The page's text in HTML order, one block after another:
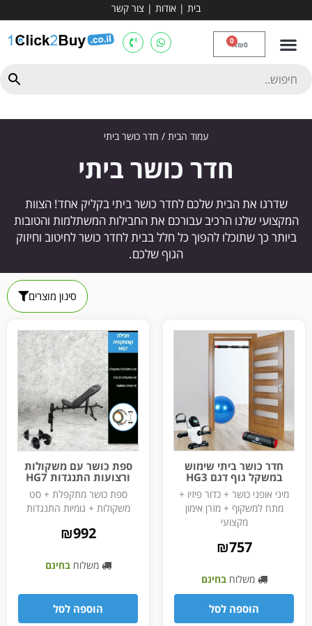
בית | אודות | צור קשר
₪0
0
עמוד הבית / חדר כושר ביתי
חדר כושר ביתי
שדרגו את הבית שלכם לחדר כושר ביתי בקליק אחד! הצוות
המקצועי שלנו הרכיב עבורכם את החבילות המשתלמות והטובות
ביותר כך שתוכלו להפוך כל חלל בבית לחדר כושר לחיטוב וחיזוק
הגוף שלכם.
סינון מוצרים
חדר כושר ביתי שימוש
במשקל גוף דגם HG3
מיני אופני כושר + כדור פיזיו +
מתח למשקוף + מזרן אימון
מקצועי
₪757
משלוחבחינם
הוספה לסל
ספת כושר עם משקולות
ורצועות התנגדות HG7
ספת כושר מתקפלת + סט
משקולות + גומיות התנגדות
₪992
משלוחבחינם
הוספה לסל